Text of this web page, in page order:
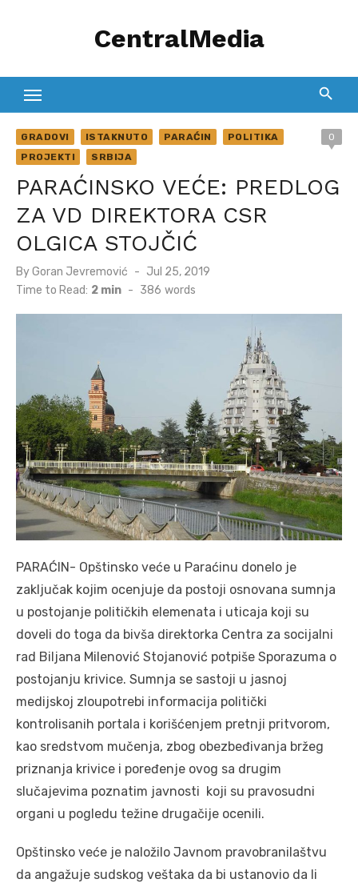
CentralMedia
GRADOVI ISTAKNUTO PARAĆIN
POLITIKA
PROJEKTI
SRBIJA
0
PARAĆINSKO VEĆE: PREDLOG
ZA VD DIREKTORA CSR
OLGICA STOJČIĆ
ByGoran Jevremović
Posted
on
Jul 25, 2019
Time to Read: 2 min - 386 words
PARAĆIN- Opštinsko veće u Paraćinu donelo je
zaključak kojim ocenjuje da postoji osnovana sumnja
u postojanje političkih elemenata i uticaja koji su
doveli do toga da bivša direktorka Centra za socijalni
rad Biljana Milenović Stojanović potpiše Sporazuma o
postojanju krivice. Sumnja se sastoji u jasnoj
medijskoj zloupotrebi informacija politički
kontrolisanih portala i korišćenjem pretnji pritvorom,
kao sredstvom mučenja, zbog obezbeđivanja bržeg
priznanja krivice i poređenje ovog sa drugim
slučajevima poznatim javnosti koji su pravosudni
organi u pogledu težine drugačije ocenili.
Opštinsko veće je naložilo Javnom pravobranilaštvu
da angažuje sudskog veštaka da bi ustanovio da li